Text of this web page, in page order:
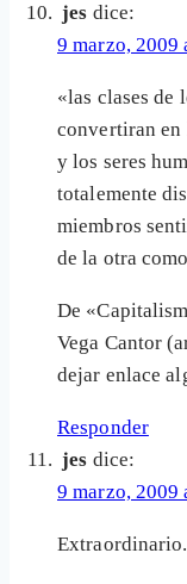
jes dice:
9 marzo, 2009
«las clases de
convertiran en
y los seres
totalemente
miembros
de la otra
De
Vega Cantor
dejar enlace
Responder
jes dice:
9 marzo, 2009
Extraordinario.